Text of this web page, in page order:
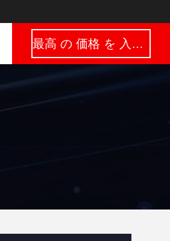
最高 の 価格 を 入手 する